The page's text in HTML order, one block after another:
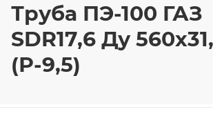
Труба ПЭ-100 ГАЗ
SDR17,6 Ду
(Р-9,5)